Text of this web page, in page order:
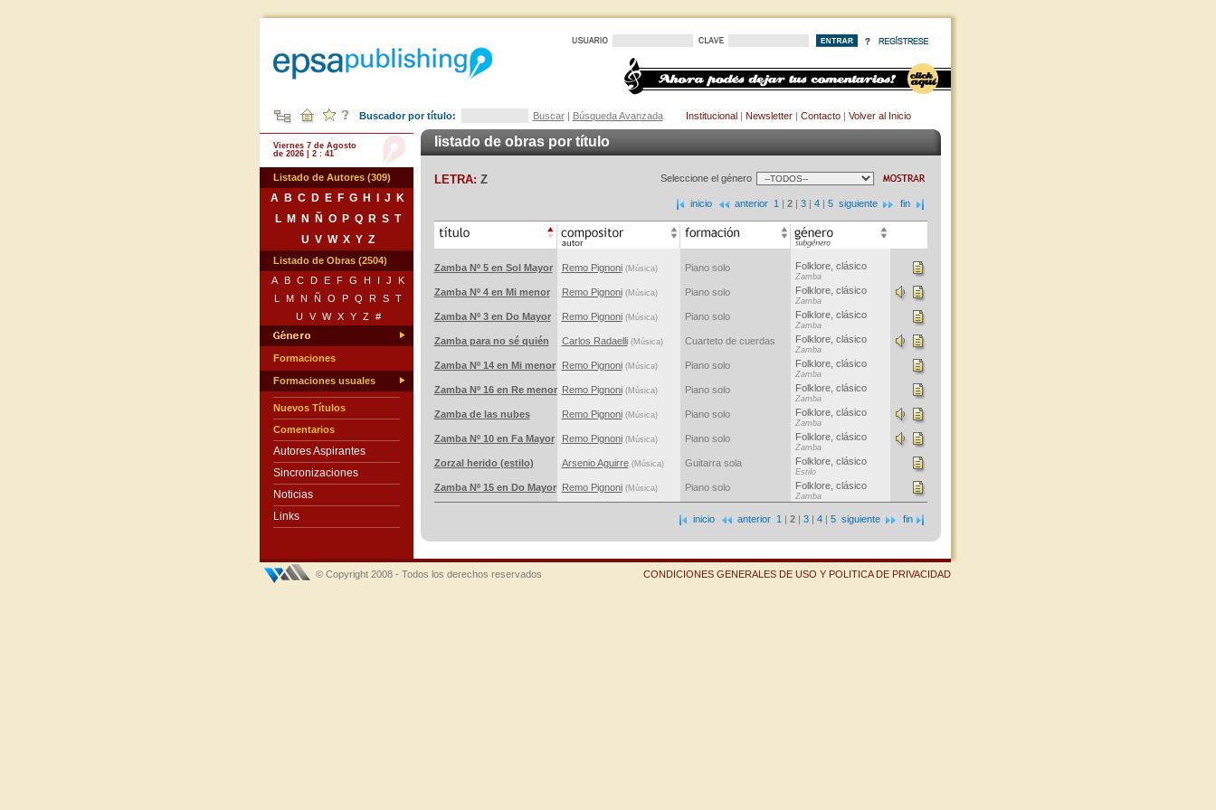
Buscador por título: Buscar| Búsqueda Avanzada Institucional| Newsletter| Contacto| Volver al Inicio
Viernes 7 de Agosto
de 2026 | 2 : 41
Listado de Autores (309)
A B C D E F G H J
K
L
M N Ñ O P Q R S T
U V W X Y Z
Listado de Obras (2504)
A
B C D E F G H I J
K
L
M N Ñ O P Q R S T
U
V W X Y Z #
Formaciones
Formaciones usuales
Nuevos Títulos
Comentarios
Autores Aspirantes
Sincronizaciones
Noticias
Links
listado de obras por título
LETRA: Z Seleccione el género
inicio anterior 1 | 2| 3| 4| 5 siguiente fin
Zamba Nº 5 en Sol Mayor Remo Pignoni(Música) Piano solo Folklore, clásico
Zamba
Zamba Nº 4 en Mi menor Remo Pignoni(Música) Piano solo Folklore, clásico
Zamba
Zamba Nº 3 en Do Mayor Remo Pignoni(Música) Piano solo Folklore, clásico
Zamba
Zamba para no sé quién Carlos Radaelli(Música) Cuarteto de cuerdas Folklore, clásico
Zamba
Zamba Nº 14 en Mi menor Remo Pignoni(Música) Piano solo Folklore, clásico
Zamba
Zamba Nº 16 en Re menor Remo Pignoni(Música) Piano solo Folklore, clásico
Zamba
Zamba de las nubes Remo Pignoni(Música) Piano solo Folklore, clásico
Zamba
Zamba Nº 10 en Fa Mayor Remo Pignoni(Música) Piano solo Folklore, clásico
Zamba
Zorzal herido (estilo) Arsenio Aguirre(Música) Guitarra sola Folklore, clásico
Estilo
Zamba Nº 15 en Do Mayor Remo Pignoni(Música) Piano solo Folklore, clásico
Zamba
inicio anterior 1 | 2| 3| 4| 5 siguiente fin
© Copyright 2008 - Todos los derechos reservados CONDICIONES GENERALES DE USO Y POLITICA DE PRIVACIDAD